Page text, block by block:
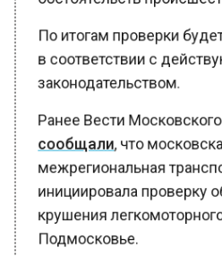
По итогам проверки
в соответствии с
законодательством.
Ранее Вести
сообщали, что
межрегиональная
инициировала проверку
крушения
Подмосковье.